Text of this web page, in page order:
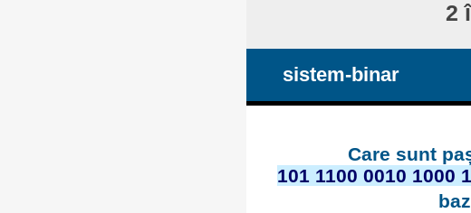
2
sistem-binar
Care sunt
101 1100 0010 1000